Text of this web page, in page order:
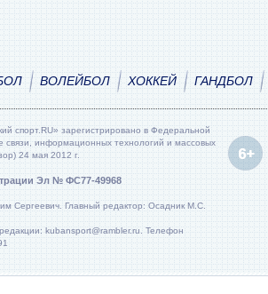
ВОЛЕЙБОЛ ХОККЕЙ ГАНДБОЛ
спорт.RU» зарегистрировано в Федеральной
связи, информационных технологий и массовых
24 мая 2012 г.
Эл № ФС77-49968
Сергеевич. Главный редактор: Осадник М.С.
kubansport@rambler.ru. Телефон